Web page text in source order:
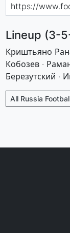
Lineup (3-
Криштьяно
Кобозев ·
Березутский ·
All Russia